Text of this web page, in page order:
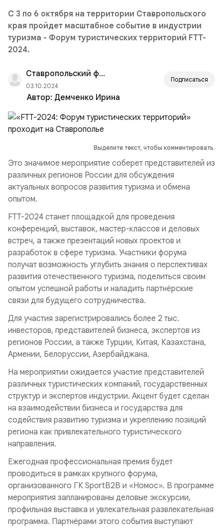
С 3 по 6 октября на территории Ставропольского
края пройдет масштабное событие в индустрии
туризма - Форум туристических территорий FTT-
2024.
Ставропольский филиал РАНХиГС
03.10.2024
Подписаться
Автор: Демченко Ирина
Выделите текст, чтобы комментировать.
Это значимое мероприятие соберет представителей из
различных регионов России для обсуждения
актуальных вопросов развития туризма и обмена
опытом.
FTT-2024 станет площадкой для проведения
конференций, выставок, мастер-классов и деловых
встреч, а также презентаций новых проектов и
разработок в сфере туризма. Участники форума
получат возможность углубить знания о перспективах
развития отечественного туризма, поделиться своим
опытом успешной работы и наладить партнёрские
связи для будущего сотрудничества.
Для участия зарегистрировались более 2 тыс.
инвесторов, представителей бизнеса, экспертов из
регионов России, а также Турции, Китая, Казахстана,
Армении, Белоруссии, Азербайджана.
На мероприятии ожидается участие представителей
различных туристических компаний, государственных
структур и экспертов индустрии. Акцент будет сделан
на взаимодействии бизнеса и государства для
содействия развитию туризма и укреплению позиций
региона как привлекательного туристического
направления.
Ежегодная профессиональная премия будет
проводиться в рамках крупного форума,
организованного ГК SportB2B и «Номос». В программе
мероприятия запланированы деловые экскурсии,
профильная выставка и увлекательная развлекательная
программа. Партнёрами этого события выступают